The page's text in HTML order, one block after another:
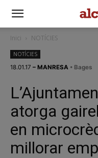
Inici NOTÍCIES
NOTÍCIES
18.01.17 – MANRESA • Bages
atorga
en
millorar